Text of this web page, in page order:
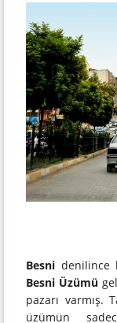
Besni denilince
Besni Üzümü
pazarı varmış.
üzümün